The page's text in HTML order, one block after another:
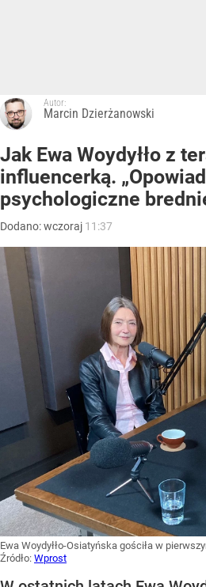
Autor:
Marcin Dzierżanowski
Jak Ewa Woydyłło z
influencerką.
psychologiczne
Dodano:wczoraj 11:37
Ewa Woydyłło-Osiatyńska gościła w
Źródło: Wprost